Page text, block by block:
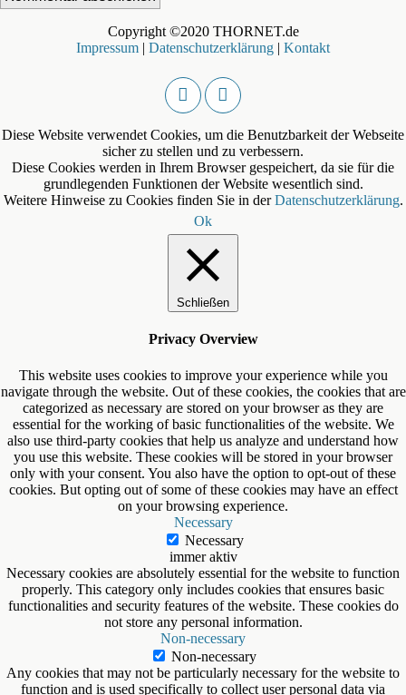
Copyright ©2020 THORNET.de
Impressum | Datenschutzerklärung | Kontakt
Diese Website verwendet Cookies, um die Benutzbarkeit der Webseite
sicher zu stellen und zu verbessern.
Diese Cookies werden in Ihrem Browser gespeichert, da sie für die
grundlegenden Funktionen der Website wesentlich sind.
Weitere Hinweise zu Cookies finden Sie in derDatenschutzerklärung.
Ok
Schließen
Privacy Overview
This website uses cookies to improve your experience while you
navigate through the website. Out of these cookies, the cookies that are
categorized as necessary are stored on your browser as they are
essential for the working of basic functionalities of the website. We
also use third-party cookies that help us analyze and understand how
you use this website. These cookies will be stored in your browser
only with your consent. You also have the option to opt-out of these
cookies. But opting out of some of these cookies may have an effect
on your browsing experience.
Necessary
Necessary
immer aktiv
Necessary cookies are absolutely essential for the website to function
properly. This category only includes cookies that ensures basic
functionalities and security features of the website. These cookies do
not store any personal information.
Non-necessary
Non-necessary
Any cookies that may not be particularly necessary for the website to
function and is used specifically to collect user personal data via